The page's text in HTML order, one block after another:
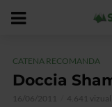
CATENA RECOMANDA
Doccia
16/06/2011 4.641